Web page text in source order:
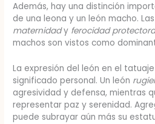
Además, hay una distinción
de una leona y un león macho.
maternidady ferocidad
machos son vistos como
La expresión del león en el
significado personal. Un león
agresividad y defensa, mientras
representar paz y serenidad.
puede subrayar aún más su